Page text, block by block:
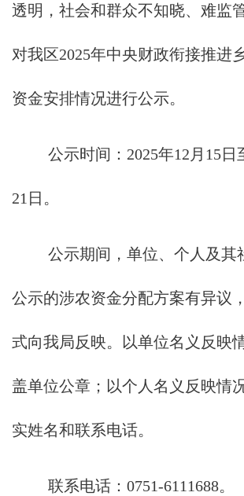
透明，社会和群众不知晓、难监
对我区2025年中央财政衔接推进
资金安排情况进行公示。
公示时间：2025年12月15日
21日。
公示期间，单位、个人及其
公示的涉农资金分配方案有异议
式向我局反映。以单位名义反映
盖单位公章；以个人名义反映情
实姓名和联系电话。
联系电话：0751-6111688。